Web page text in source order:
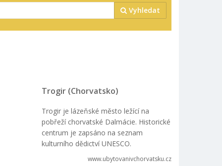
Vyhledat
Trogir (Chorvatsko)
Trogir je lázeňské město ležící na
pobřeží chorvatské Dalmácie. Historické
centrum je zapsáno na seznam
kulturního dědictví UNESCO.
www.ubytovanivchorvatsku.cz